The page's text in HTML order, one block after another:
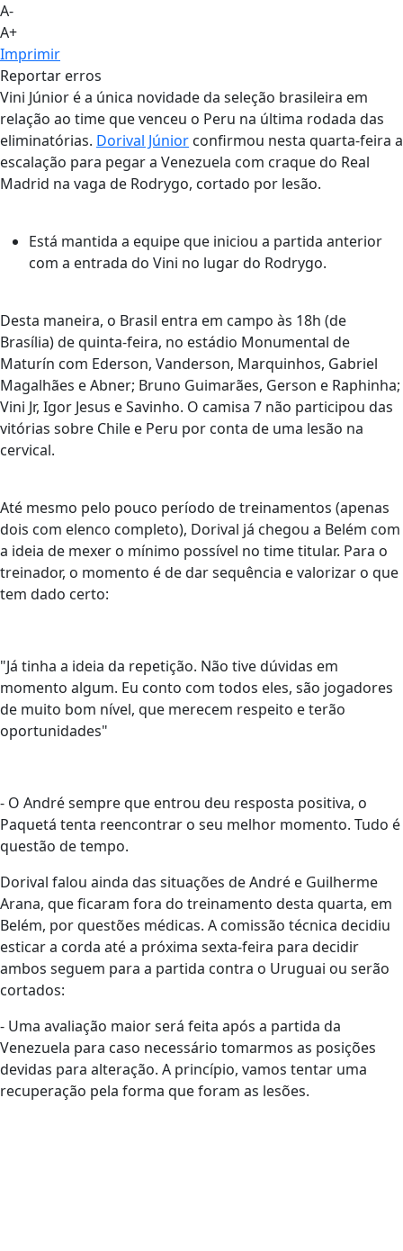
A-
A+
Imprimir
Reportar erros
Vini Júnior é a única novidade da seleção brasileira em
relação ao time que venceu o Peru na última rodada das
eliminatórias. Dorival Júnior confirmou nesta quarta-feira a
escalação para pegar a Venezuela com craque do Real
Madrid na vaga de Rodrygo, cortado por lesão.
Está mantida a equipe que iniciou a partida anterior
com a entrada do Vini no lugar do Rodrygo.
Desta maneira, o Brasil entra em campo às 18h (de
Brasília) de quinta-feira, no estádio Monumental de
Maturín com Ederson, Vanderson, Marquinhos, Gabriel
Magalhães e Abner; Bruno Guimarães, Gerson e Raphinha;
Vini Jr, Igor Jesus e Savinho. O camisa 7 não participou das
vitórias sobre Chile e Peru por conta de uma lesão na
cervical.
Até mesmo pelo pouco período de treinamentos (apenas
dois com elenco completo), Dorival já chegou a Belém com
a ideia de mexer o mínimo possível no time titular. Para o
treinador, o momento é de dar sequência e valorizar o que
tem dado certo:
"Já tinha a ideia da repetição. Não tive dúvidas em
momento algum. Eu conto com todos eles, são jogadores
de muito bom nível, que merecem respeito e terão
oportunidades"
- O André sempre que entrou deu resposta positiva, o
Paquetá tenta reencontrar o seu melhor momento. Tudo é
questão de tempo.
Dorival falou ainda das situações de André e Guilherme
Arana, que ficaram fora do treinamento desta quarta, em
Belém, por questões médicas. A comissão técnica decidiu
esticar a corda até a próxima sexta-feira para decidir
ambos seguem para a partida contra o Uruguai ou serão
cortados:
- Uma avaliação maior será feita após a partida da
Venezuela para caso necessário tomarmos as posições
devidas para alteração. A princípio, vamos tentar uma
recuperação pela forma que foram as lesões.